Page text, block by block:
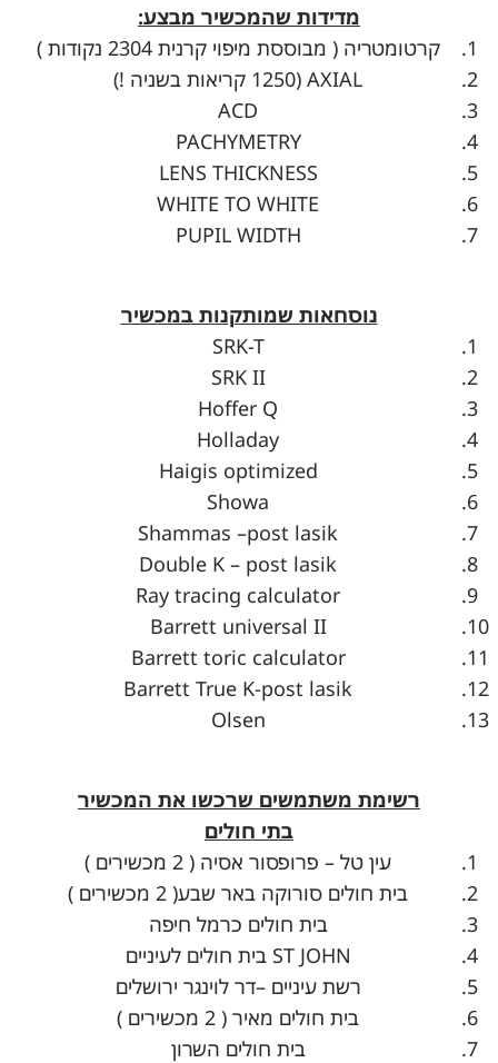
מדידות שהמכשיר מבצע:
קרטומטריה ( מבוססת מיפוי קרנית 2304 נקודות )
AXIAL (1250 קריאות בשניה !)
ACD
PACHYMETRY
LENS THICKNESS
WHITE TO WHITE
PUPIL WIDTH
נוסחאות שמותקנות במכשיר
SRK-T
SRK II
Hoffer Q
Holladay
Haigis optimized
Showa
Shammas –post lasik
Double K – post lasik
Ray tracing calculator
Barrett universal II
Barrett toric calculator
Barrett True K-post lasik
Olsen
רשימת משתמשים שרכשו את המכשיר
בתי חולים
עין טל – פרופסור אסיה ( 2 מכשירים )
בית חולים סורוקה באר שבע( 2 מכשירים )
בית חולים כרמל חיפה
ST JOHN בית חולים לעיניים
רשת עיניים –דר לוינגר ירושלים
בית חולים מאיר ( 2 מכשירים )
בית חולים השרון